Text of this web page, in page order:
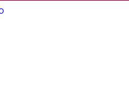
Panache